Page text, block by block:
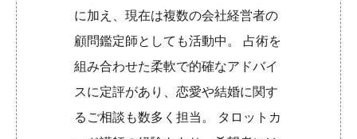
に加え、現在は複数の会社経営者の
顧問鑑定師としても活動中。 占術を
組み合わせた柔軟で的確なアドバイ
スに定評があり、恋愛や結婚に関す
るご相談も数多く担当。 タロットカ